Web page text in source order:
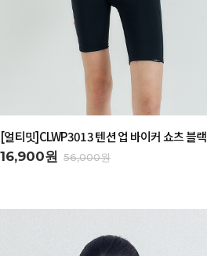
[얼티밋]CLWP3013 텐션 업 바이커 쇼츠 블랙
16,900원 56,000원